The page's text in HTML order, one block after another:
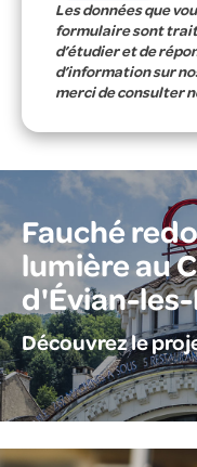
Les données que
formulaire sont
d’étudier et de
d’information sur
merci de consulter
Fauché
lumière au
d'Évian-
Découvrez le